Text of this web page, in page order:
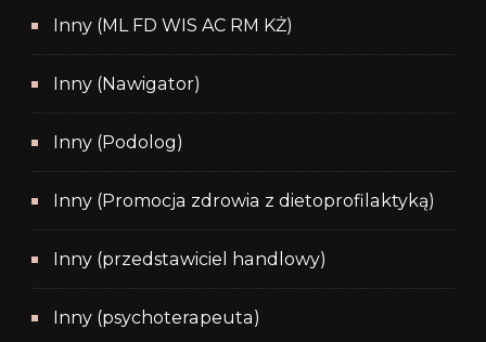
Inny (ML FD WIS AC RM KŻ)
Inny (Nawigator)
Inny (Podolog)
Inny (Promocja zdrowia z dietoprofilaktyką)
Inny (przedstawiciel handlowy)
Inny (psychoterapeuta)